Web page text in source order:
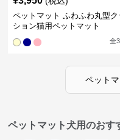
ペットマット ふわふわ丸型ク
ション猫用ペットマット
全3
ペットマ
ペットマット犬用のおす